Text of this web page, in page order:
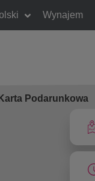
Wynajem
Karta Podarunkowa